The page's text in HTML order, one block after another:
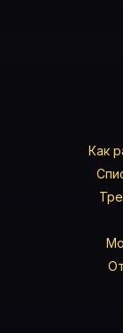
Как